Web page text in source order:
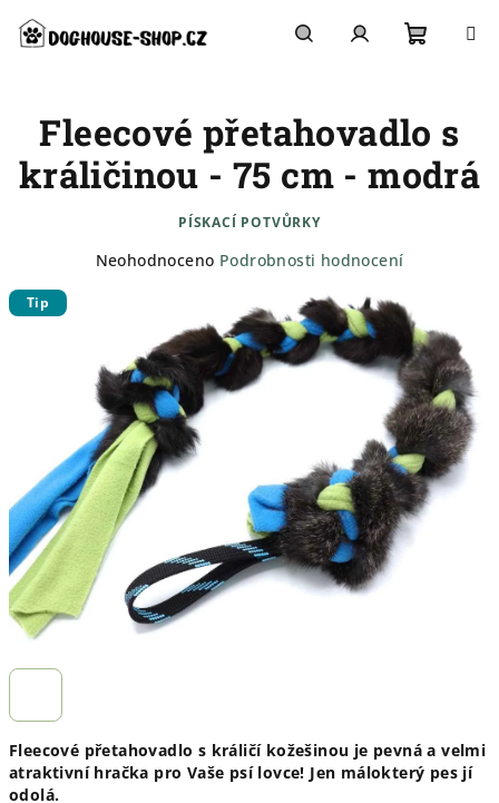
obsah
košík
Fleecové přetahovadlo s králičí kožešinou je pevná a velmi
atraktivní hračka pro Vaše psí lovce! Jen málokterý pes jí
odolá.
Fleecové přetahovadlo s
králičinou - 75 cm - modrá
PÍSKACÍ POTVŮRKY
Průměrné
z
5
hvězdiček.
Neohodnoceno Podrobnosti hodnocení
Tip